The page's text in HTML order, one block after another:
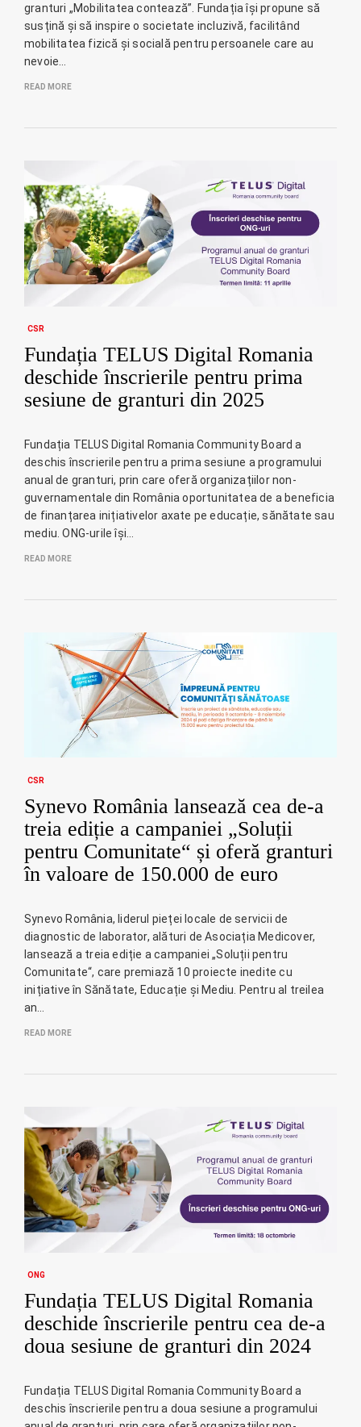
granturi „Mobilitatea contează”. Fundația își propune să
susțină și să inspire o societate incluzivă, facilitând
mobilitatea fizică și socială pentru persoanele care au
nevoie…
READ MORE
CSR
Fundația TELUS Digital Romania
deschide înscrierile pentru prima
sesiune de granturi din 2025
Fundația TELUS Digital Romania Community Board a
deschis înscrierile pentru a prima sesiune a programului
anual de granturi, prin care oferă organizațiilor non-
guvernamentale din România oportunitatea de a beneficia
de finanțarea inițiativelor axate pe educație, sănătate sau
mediu. ONG-urile își…
READ MORE
CSR
Synevo România lansează cea de-a
treia ediție a campaniei „Soluții
pentru Comunitate“ și oferă granturi
în valoare de 150.000 de euro
Synevo România, liderul pieței locale de servicii de
diagnostic de laborator, alături de Asociația Medicover,
lansează a treia ediție a campaniei „Soluții pentru
Comunitate“, care premiază 10 proiecte inedite cu
inițiative în Sănătate, Educație și Mediu. Pentru al treilea
an…
READ MORE
ONG
Fundația TELUS Digital Romania
deschide înscrierile pentru cea de-a
doua sesiune de granturi din 2024
Fundația TELUS Digital Romania Community Board a
deschis înscrierile pentru a doua sesiune a programului